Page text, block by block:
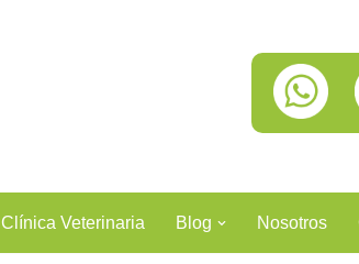
Clínica Veterinaria Blog Nosotros